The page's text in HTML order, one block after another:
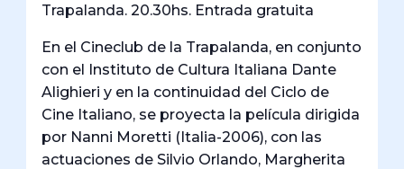
Trapalanda. 20.30hs. Entrada gratuita
En el Cineclub de la Trapalanda, en conjunto
con el Instituto de Cultura Italiana Dante
Alighieri y en la continuidad del Ciclo de
Cine Italiano, se proyecta la película dirigida
por Nanni Moretti (Italia-2006), con las
actuaciones de Silvio Orlando, Margherita